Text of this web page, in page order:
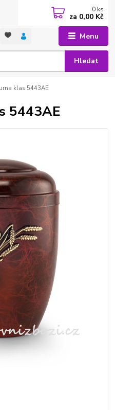
Menu
Hledat
0 ks
za 0,00 Kč
klas 5443AE
5443AE